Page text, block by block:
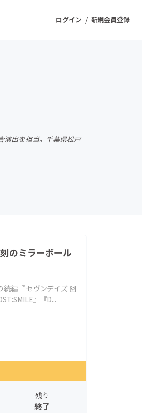
ログイン / 新規会員登録
ョン
演出を担当。千葉県松戸
のミラーボール
続編『 セヴンデイズ 幽
』『D...
残り
終了